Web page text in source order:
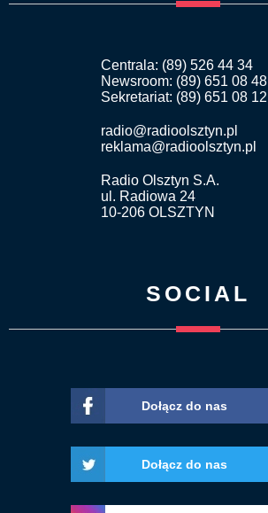
Centrala: (89) 526 44 34
Newsroom: (89) 651 08 48
Sekretariat: (89) 651 08 12
radio@radioolsztyn.pl
reklama@radioolsztyn.pl
Radio Olsztyn S.A.
ul. Radiowa 24
10-206 OLSZTYN
SOCIAL
Dołącz do nas
Dołącz do nas